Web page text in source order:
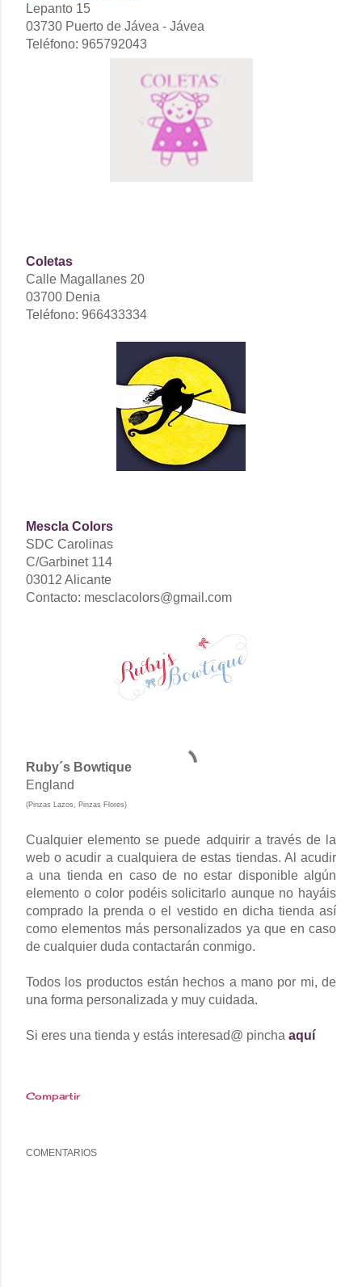
Lepanto 15
03730 Puerto de Jávea - Jávea
Teléfono: 965792043
Coletas
Calle Magallanes 20
03700 Denia
Teléfono: 966433334
Mescla Colors
SDC Carolinas
C/Garbinet 114
03012 Alicante
Contacto: mesclacolors@gmail.com
Ruby´s Bowtique
England
(Pinzas Lazos, Pinzas Flores)
Cualquier elemento se puede adquirir a través de la
web o acudir a cualquiera de estas tiendas. Al acudir
a una tienda en caso de no estar disponible algún
elemento o color podéis solicitarlo aunque no hayáis
comprado la prenda o el vestido en dicha tienda así
como elementos más personalizados ya que en caso
de cualquier duda contactarán conmigo.
Todos los productos están hechos a mano por mi, de
una forma personalizada y muy cuidada.
Si eres una tienda y estás interesad@ pincha aquí
Compartir
COMENTARIOS